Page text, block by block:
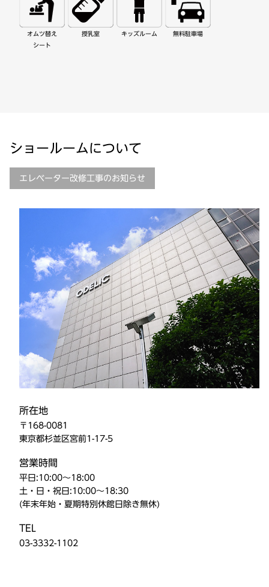
オムツ替え
シート
授乳室 キッズルーム 無料駐車場
ショールームについて
エレベーター改修工事のお知らせ
所在地
〒168-0081
東京都杉並区宮前1-17-5
営業時間
平日:10:00～18:00
土・日・祝日:10:00～18:30
(年末年始・夏期特別休館日除き無休)
TEL
03-3332-1102